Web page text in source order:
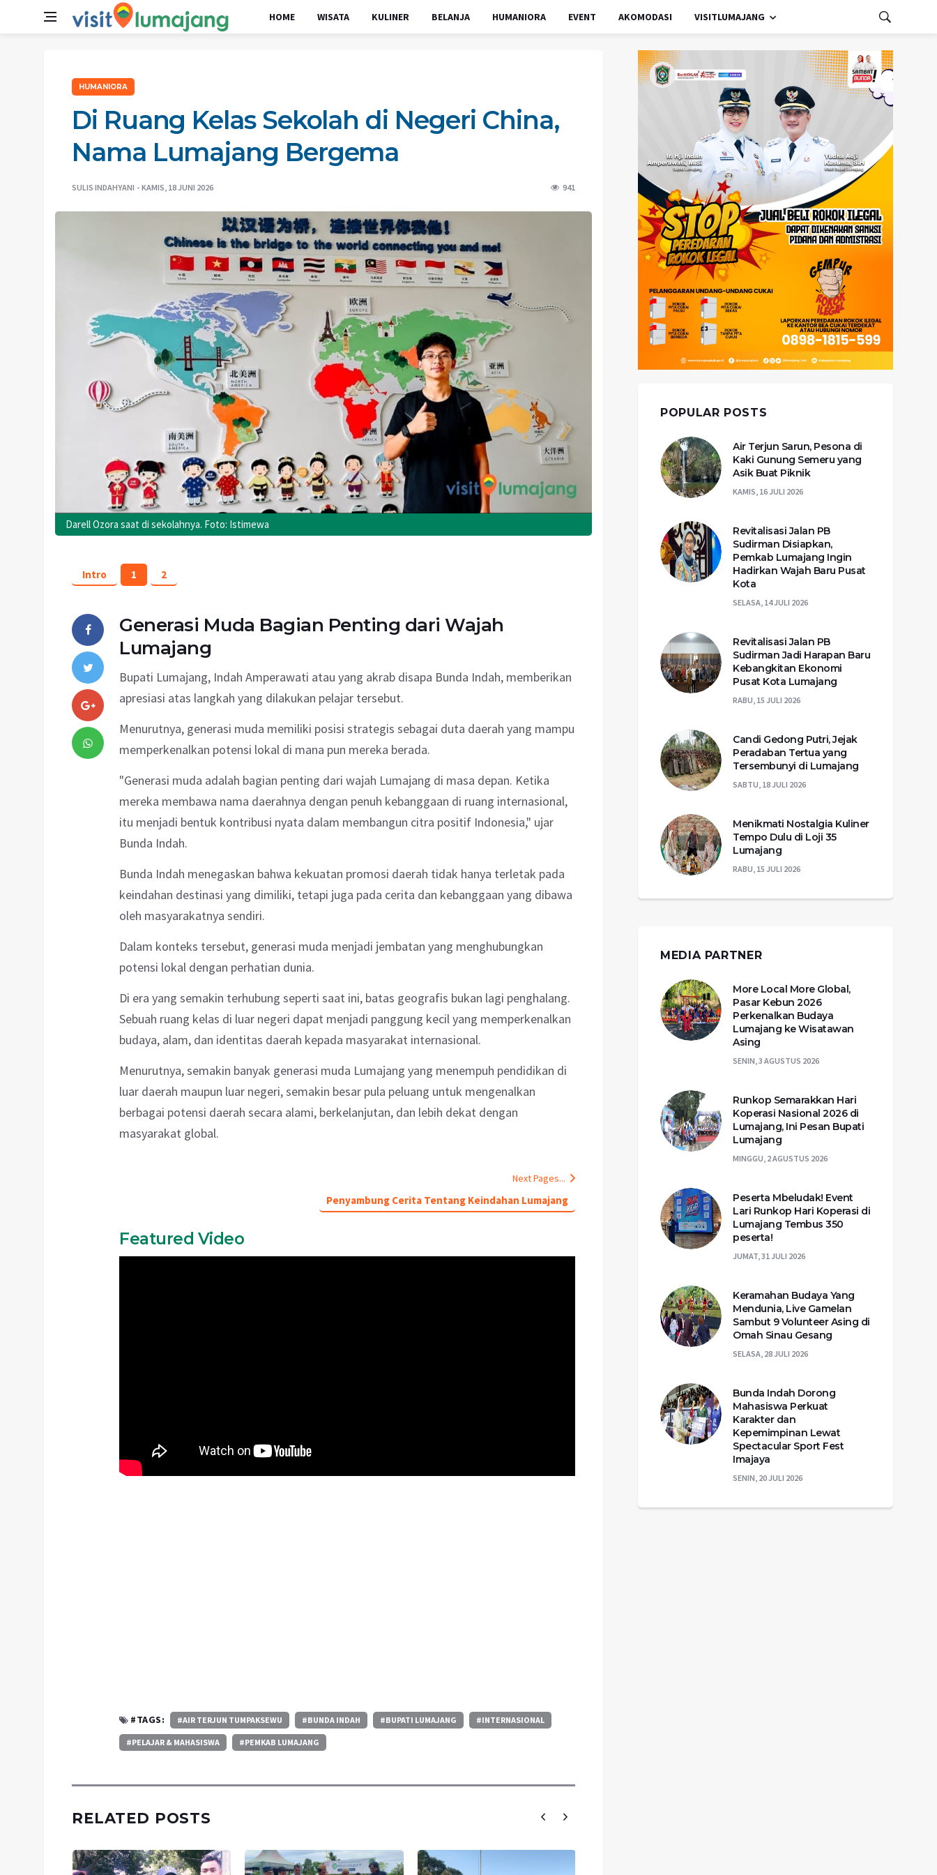
HOME WISATA KULINER BELANJA HUMANIORA EVENT AKOMODASI VISITLUMAJANG
HUMANIORA
Di Ruang Kelas Sekolah di Negeri China,
Nama Lumajang Bergema
SULIS INDAHYANI KAMIS, 18 JUNI 2026 941
Darell Ozora saat di sekolahnya. Foto: Istimewa
Intro 1 2
Generasi Muda Bagian Penting dari Wajah
Lumajang
Bupati Lumajang, Indah Amperawati atau yang akrab disapa Bunda Indah, memberikan
apresiasi atas langkah yang dilakukan pelajar tersebut.
Menurutnya, generasi muda memiliki posisi strategis sebagai duta daerah yang mampu
memperkenalkan potensi lokal di mana pun mereka berada.
"Generasi muda adalah bagian penting dari wajah Lumajang di masa depan. Ketika
mereka membawa nama daerahnya dengan penuh kebanggaan di ruang internasional,
itu menjadi bentuk kontribusi nyata dalam membangun citra positif Indonesia," ujar
Bunda Indah.
Bunda Indah menegaskan bahwa kekuatan promosi daerah tidak hanya terletak pada
keindahan destinasi yang dimiliki, tetapi juga pada cerita dan kebanggaan yang dibawa
oleh masyarakatnya sendiri.
Dalam konteks tersebut, generasi muda menjadi jembatan yang menghubungkan
potensi lokal dengan perhatian dunia.
Di era yang semakin terhubung seperti saat ini, batas geografis bukan lagi penghalang.
Sebuah ruang kelas di luar negeri dapat menjadi panggung kecil yang memperkenalkan
budaya, alam, dan identitas daerah kepada masyarakat internasional.
Menurutnya, semakin banyak generasi muda Lumajang yang menempuh pendidikan di
luar daerah maupun luar negeri, semakin besar pula peluang untuk mengenalkan
berbagai potensi daerah secara alami, berkelanjutan, dan lebih dekat dengan
masyarakat global.
Next Pages...
Penyambung Cerita Tentang Keindahan Lumajang
Featured Video
#TAGS: #AIR TERJUN TUMPAKSEWU #BUNDA INDAH #BUPATI LUMAJANG #INTERNASIONAL
#PELAJAR & MAHASISWA #PEMKAB LUMAJANG
RELATED POSTS
POPULAR POSTS
Air Terjun Sarun, Pesona di
Kaki Gunung Semeru yang
Asik Buat Piknik
KAMIS, 16 JULI 2026
Revitalisasi Jalan PB
Sudirman Disiapkan,
Pemkab Lumajang Ingin
Hadirkan Wajah Baru Pusat
Kota
SELASA, 14 JULI 2026
Revitalisasi Jalan PB
Sudirman Jadi Harapan Baru
Kebangkitan Ekonomi
Pusat Kota Lumajang
RABU, 15 JULI 2026
Candi Gedong Putri, Jejak
Peradaban Tertua yang
Tersembunyi di Lumajang
SABTU, 18 JULI 2026
Menikmati Nostalgia Kuliner
Tempo Dulu di Loji 35
Lumajang
RABU, 15 JULI 2026
MEDIA PARTNER
More Local More Global,
Pasar Kebun 2026
Perkenalkan Budaya
Lumajang ke Wisatawan
Asing
SENIN, 3 AGUSTUS 2026
Runkop Semarakkan Hari
Koperasi Nasional 2026 di
Lumajang, Ini Pesan Bupati
Lumajang
MINGGU, 2 AGUSTUS 2026
Peserta Mbeludak! Event
Lari Runkop Hari Koperasi di
Lumajang Tembus 350
peserta!
JUMAT, 31 JULI 2026
Keramahan Budaya Yang
Mendunia, Live Gamelan
Sambut 9 Volunteer Asing di
Omah Sinau Gesang
SELASA, 28 JULI 2026
Bunda Indah Dorong
Mahasiswa Perkuat
Karakter dan
Kepemimpinan Lewat
Spectacular Sport Fest
Imajaya
SENIN, 20 JULI 2026